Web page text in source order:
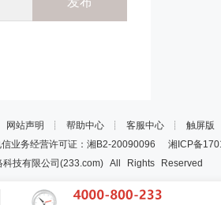
网站声明 ┊ 帮助中心 ┊ 客服中心 ┊ 触屏版
业务经营许可证：湘B2-20090096 湘ICP备
科技有限公司(233.com) All Rights Reserved